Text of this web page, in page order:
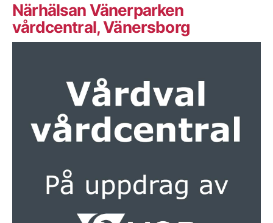
Närhälsan Vänerparken
vårdcentral, Vänersborg